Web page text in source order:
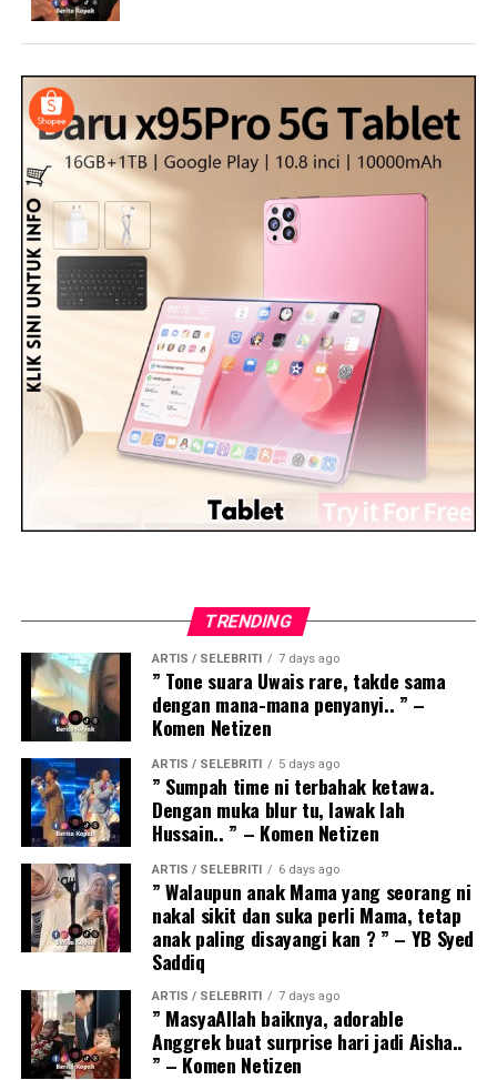
TRENDING
ARTIS / SELEBRITI 7 days ago
” Tone suara Uwais rare, takde sama
dengan mana-mana penyanyi.. ” –
Komen Netizen
ARTIS / SELEBRITI 5 days ago
” Sumpah time ni terbahak ketawa.
Dengan muka blur tu, lawak lah
Hussain.. ” – Komen Netizen
ARTIS / SELEBRITI 6 days ago
” Walaupun anak Mama yang seorang ni
nakal sikit dan suka perli Mama, tetap
anak paling disayangi kan ? ” – YB Syed
Saddiq
ARTIS / SELEBRITI 7 days ago
” MasyaAllah baiknya, adorable
Anggrek buat surprise hari jadi Aisha..
” – Komen Netizen